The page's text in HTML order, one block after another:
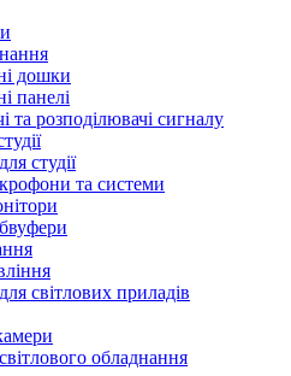
дошки
панелі
та розподілювачі сигналу
студії
та системи
світлових приладів
обладнання